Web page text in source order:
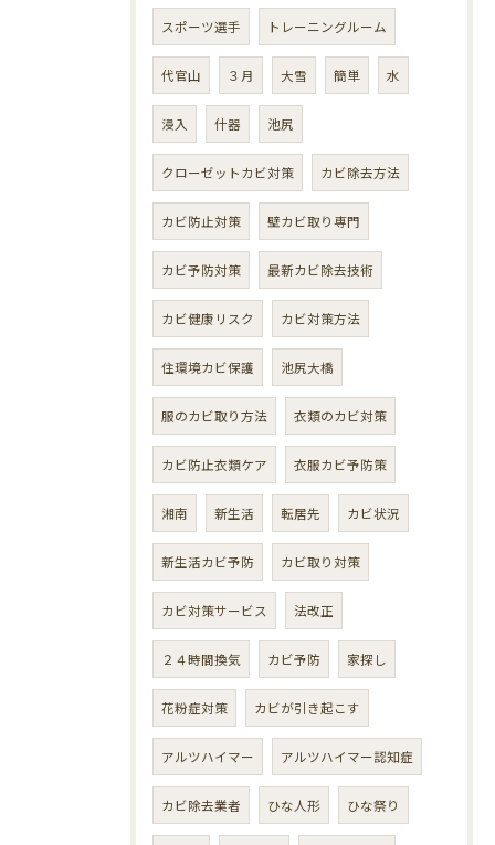
スポーツ選手 トレーニングルーム
代官山 ３月 大雪 簡単 水
浸入 什器 池尻
クローゼットカビ対策 カビ除去方法
カビ防止対策 壁カビ取り専門
カビ予防対策 最新カビ除去技術
カビ健康リスク カビ対策方法
住環境カビ保護 池尻大橋
服のカビ取り方法 衣類のカビ対策
カビ防止衣類ケア 衣服カビ予防策
湘南 新生活 転居先 カビ状況
新生活カビ予防 カビ取り対策
カビ対策サービス 法改正
２４時間換気 カビ予防 家探し
花粉症対策 カビが引き起こす
アルツハイマー アルツハイマー認知症
カビ除去業者 ひな人形 ひな祭り